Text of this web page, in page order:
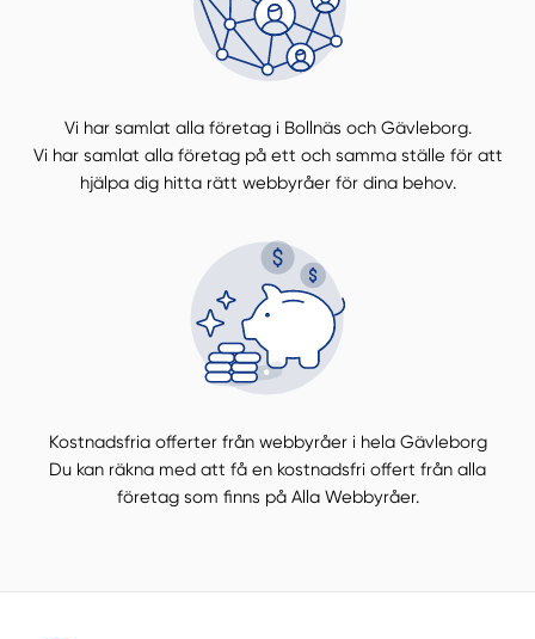
Vi har samlat alla företag i Bollnäs och Gävleborg.
Vi har samlat alla företag på ett och samma ställe för att
hjälpa dig hitta rätt webbyråer för dina behov.
Kostnadsfria offerter från webbyråer i hela Gävleborg
Du kan räkna med att få en kostnadsfri offert från alla
företag som finns på Alla Webbyråer.